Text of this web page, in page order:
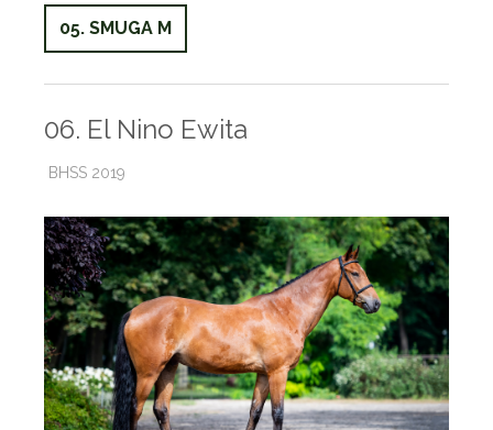
05. SMUGA M
06. El Nino Ewita
BHSS 2019